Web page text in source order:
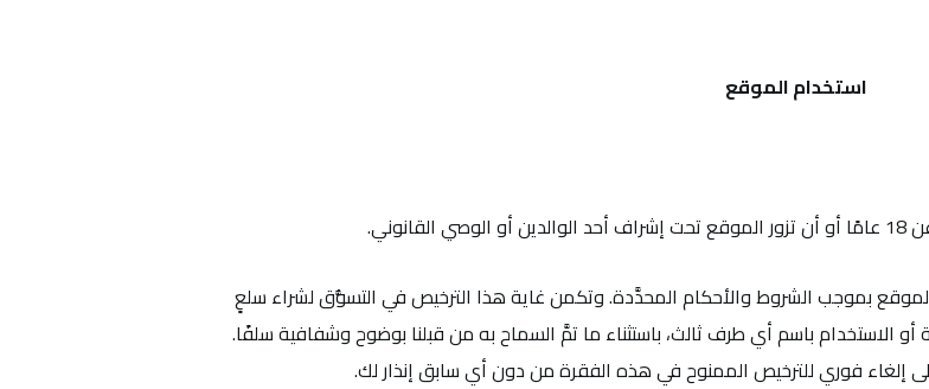
استخدام الموقع
الموقع بموجب الشروط والأحكام المحدَّدة. وتكمن غاية هذا الترخيص في التسوُّق لشراء سلعٍ
الاستخدام باسم أي طرف ثالث، باستثناء ما تمَّ السماح به من قبلنا بوضوح وشفافية سلفًا.
إلغاء فوري للترخيص الممنوح في هذه الفقرة من دون أي سابق إنذار لك.